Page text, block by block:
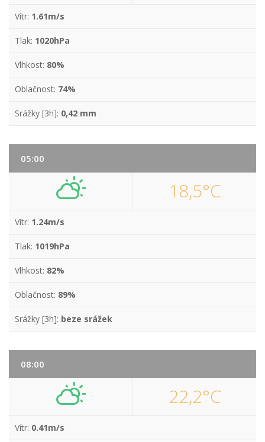
Vítr: 1.61m/s
Tlak: 1020hPa
Vlhkost: 80%
Oblačnost: 74%
Srážky [3h]: 0,42 mm
05:00
18,5°C
Vítr: 1.24m/s
Tlak: 1019hPa
Vlhkost: 82%
Oblačnost: 89%
Srážky [3h]: beze srážek
08:00
22,2°C
Vítr: 0.41m/s